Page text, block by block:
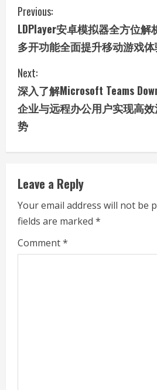
C
o
n
t
i
n
u
e
R
e
a
Previous:
LDPlayer安卓模拟器全方位
多开功能全面提升移动游戏
Next:
深入了解Microsoft Teams
企业与远程办公用户实现高
势
Leave a Reply
Your email address will not be
fields are marked *
Comment*